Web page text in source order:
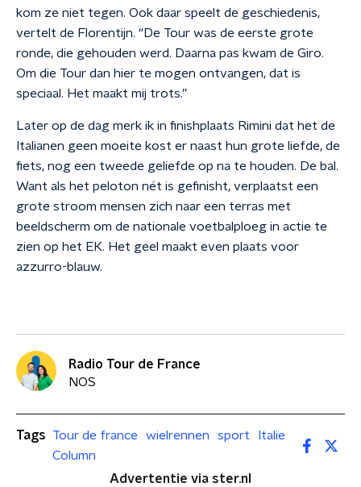
kom ze niet tegen. Ook daar speelt de geschiedenis,
vertelt de Florentijn. “De Tour was de eerste grote
ronde, die gehouden werd. Daarna pas kwam de Giro.
Om die Tour dan hier te mogen ontvangen, dat is
speciaal. Het maakt mij trots.”
Later op de dag merk ik in finishplaats Rimini dat het de
Italianen geen moeite kost er naast hun grote liefde, de
fiets, nog een tweede geliefde op na te houden. De bal.
Want als het peloton nét is gefinisht, verplaatst een
grote stroom mensen zich naar een terras met
beeldscherm om de nationale voetbalploeg in actie te
zien op het EK. Het geel maakt even plaats voor
azzurro-blauw.
Radio Tour de France
NOS
Tags Tour de france wielrennen sport
Italie
Column
Advertentie via ster.nl